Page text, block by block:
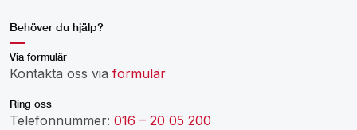
Behöver du hjälp?
Via formulär
Kontakta oss via formulär
Ring oss
Telefonnummer: 016 – 20 05 200